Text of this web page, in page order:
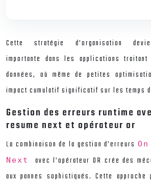
Cette stratégie d’organisation
importante dans les applications
données, où même de petites
impact cumulatif significatif sur les temps
Gestion des erreurs runtime
resume next et opérateur or
La combinaison de la gestion d’erreurs
Next avec l’opérateur OR crée des
aux pannes sophistiqués. Cette approche